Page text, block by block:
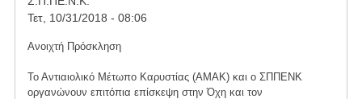
Τετ, 10/31/2018 - 08:06
Ανοιχτή Πρόσκληση
Το Αντιαιολικό Μέτωπο Καρυστίας (ΑΜΑΚ) και ο ΣΠΠΕΝΚ
οργανώνουν επιτόπια επίσκεψη στην Όχη και τον